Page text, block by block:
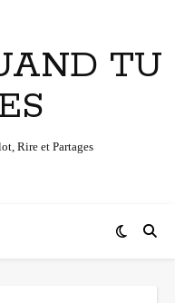
TU
Rire et Partages